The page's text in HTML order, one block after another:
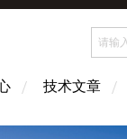
技术文章